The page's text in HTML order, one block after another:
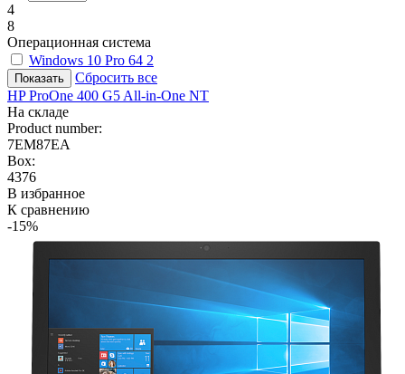
4
8
Операционная система
Windows 10 Pro 64 2
Сбросить все
HP ProOne 400 G5 All-in-One NT
На складе
Product number:
7EM87EA
Box:
4376
В избранное
К сравнению
-15%